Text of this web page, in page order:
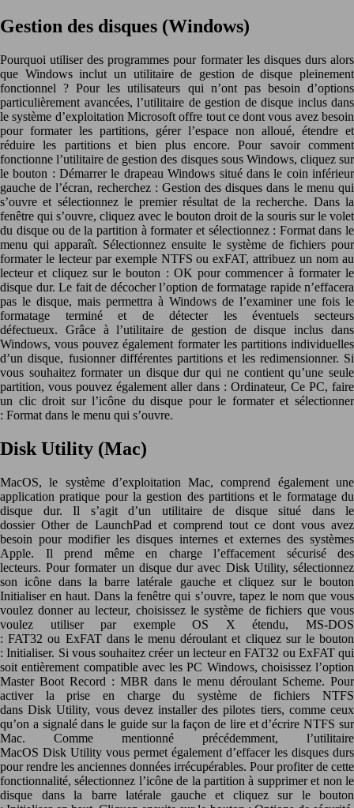
Gestion des disques (Windows)
Pourquoi utiliser des programmes pour formater les disques durs alors
que Windows inclut un utilitaire de gestion de disque pleinement
fonctionnel ? Pour les utilisateurs qui n’ont pas besoin d’options
particulièrement avancées, l’utilitaire de gestion de disque inclus dans
le système d’exploitation Microsoft offre tout ce dont vous avez besoin
pour formater les partitions, gérer l’espace non alloué, étendre et
réduire les partitions et bien plus encore. Pour savoir comment
fonctionne l’utilitaire de gestion des disques sous Windows, cliquez sur
le bouton : Démarrer le drapeau Windows situé dans le coin inférieur
gauche de l’écran, recherchez : Gestion des disques dans le menu qui
s’ouvre et sélectionnez le premier résultat de la recherche. Dans la
fenêtre qui s’ouvre, cliquez avec le bouton droit de la souris sur le volet
du disque ou de la partition à formater et sélectionnez : Format dans le
menu qui apparaît. Sélectionnez ensuite le système de fichiers pour
formater le lecteur par exemple NTFS ou exFAT, attribuez un nom au
lecteur et cliquez sur le bouton : OK pour commencer à formater le
disque dur. Le fait de décocher l’option de formatage rapide n’effacera
pas le disque, mais permettra à Windows de l’examiner une fois le
formatage terminé et de détecter les éventuels secteurs
défectueux. Grâce à l’utilitaire de gestion de disque inclus dans
Windows, vous pouvez également formater les partitions individuelles
d’un disque, fusionner différentes partitions et les redimensionner. Si
vous souhaitez formater un disque dur qui ne contient qu’une seule
partition, vous pouvez également aller dans : Ordinateur, Ce PC, faire
un clic droit sur l’icône du disque pour le formater et sélectionner
: Format dans le menu qui s’ouvre.
Disk Utility (Mac)
MacOS, le système d’exploitation Mac, comprend également une
application pratique pour la gestion des partitions et le formatage du
disque dur. Il s’agit d’un utilitaire de disque situé dans le
dossier Other de LaunchPad et comprend tout ce dont vous avez
besoin pour modifier les disques internes et externes des systèmes
Apple. Il prend même en charge l’effacement sécurisé des
lecteurs. Pour formater un disque dur avec Disk Utility, sélectionnez
son icône dans la barre latérale gauche et cliquez sur le bouton
Initialiser en haut. Dans la fenêtre qui s’ouvre, tapez le nom que vous
voulez donner au lecteur, choisissez le système de fichiers que vous
voulez utiliser par exemple OS X étendu, MS-DOS
: FAT32 ou ExFAT dans le menu déroulant et cliquez sur le bouton
: Initialiser. Si vous souhaitez créer un lecteur en FAT32 ou ExFAT qui
soit entièrement compatible avec les PC Windows, choisissez l’option
Master Boot Record : MBR dans le menu déroulant Scheme. Pour
activer la prise en charge du système de fichiers NTFS
dans Disk Utility, vous devez installer des pilotes tiers, comme ceux
qu’on a signalé dans le guide sur la façon de lire et d’écrire NTFS sur
Mac. Comme mentionné précédemment, l’utilitaire
MacOS Disk Utility vous permet également d’effacer les disques durs
pour rendre les anciennes données irrécupérables. Pour profiter de cette
fonctionnalité, sélectionnez l’icône de la partition à supprimer et non le
disque dans la barre latérale gauche et cliquez sur le bouton